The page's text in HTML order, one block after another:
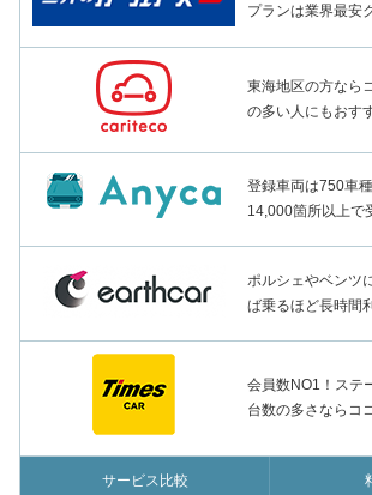
プランは業界最安
東海地区の方なら
の多い人にもおす
登録車両は750車
14,000箇所以上で
ポルシェやベンツ
ば乗るほど長時間
会員数NO1！ステ
台数の多さならコ
サービス比較